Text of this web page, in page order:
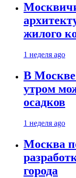
жилого
1 неделя ago
В
утром
осадков
1 неделя ago
Москва
города